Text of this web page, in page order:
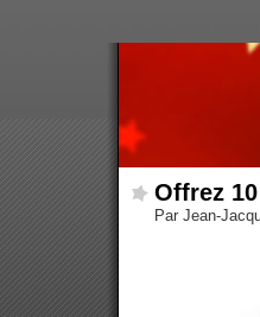
Offrez
Par Jean-